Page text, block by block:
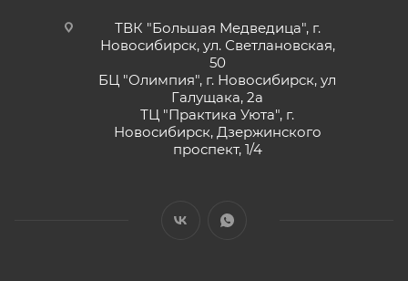
ТВК "Большая Медведица", г.
Новосибирск, ул. Светлановская,
50
БЦ "Олимпия", г. Новосибирск, ул
Галущака, 2а
ТЦ "Практика Уюта", г.
Новосибирск, Дзержинского
проспект, 1/4